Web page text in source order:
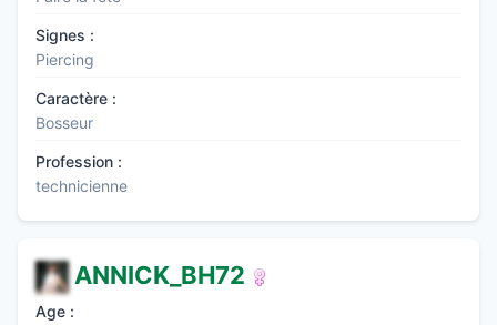
Signes :
Piercing
Caractère :
Bosseur
Profession :
technicienne
ANNICK_BH72
Age :